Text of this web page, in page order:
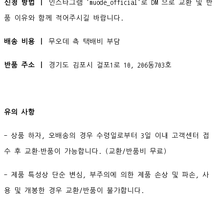
신청 방법 ㅣ 인스타그램 'muode_official'로 DM 으로 교환 및 반
품 이유와 함께 적어주시길 바랍니다.
배송 비용 ㅣ 무오데 측 택배비 부담
반품 주소 ㅣ 경기도 김포시 걸포1로 10, 206동703호
유의 사항
- 상품 하자, 오배송의 경우 수령일로부터 3일 이내 고객센터 접
수 후 교환∙반품이 가능합니다. (교환/반품비 무료)
- 제품 특성상 단순 변심, 부주의에 의한 제품 손상 및 파손, 사
용 및 개봉한 경우 교환/반품이 불가합니다.